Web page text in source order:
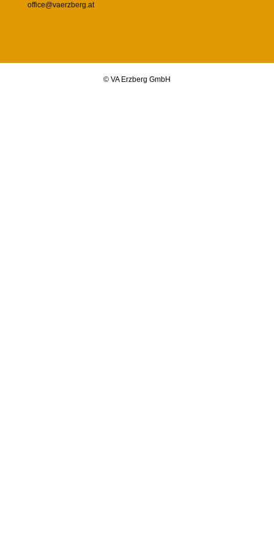
office@vaerzberg.at
© VA Erzberg GmbH